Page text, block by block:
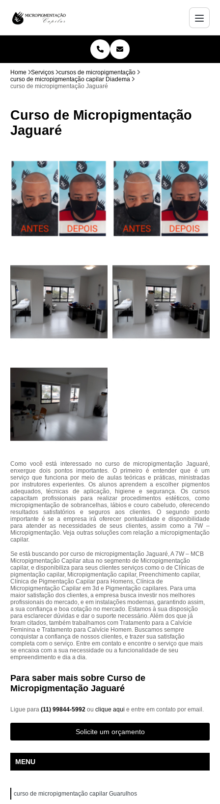
Home Serviços
cursos de micropigmentação
curso de micropigmentação capilar Diadema
curso de micropigmentação Jaguaré
Curso de Micropigmentação
Jaguaré
Como você está interessado no curso de micropigmentação Jaguaré,
enxergue dois pontos importantes. O primeiro é entender que é um
serviço que funciona por meio de aulas teóricas e práticas, ministradas
por instrutores experientes. Os alunos aprendem a escolher pigmentos
adequados, técnicas de aplicação, higiene e segurança. Os cursos
capacitam profissionais para realizar procedimentos estéticos, como
micropigmentação de sobrancelhas, lábios e couro cabeludo, oferecendo
resultados satisfatórios e seguros aos clientes. O segundo ponto
importante é se a empresa irá oferecer pontualidade e disponibilidade
para atender as necessidades de seus clientes, assim como a 7W –
Micropigmentação. Veja outras soluções com relação a micropigmentação
capilar.
Se está buscando por curso de micropigmentação Jaguaré, A 7W – MCB
Micropigmentação Capilar atua no segmento de Micropigmentação
capilar, e disponibiliza para seus clientes serviços como o de Clínicas de
pigmentação capilar, Micropigmentação capilar, Preenchimento capilar,
Clínica de Pigmentação Capilar para Homens, Clínica de
Micropigmentação Capilar em 3d e Pigmentação capilares. Para uma
maior satisfação dos clientes, a empresa busca investir nos melhores
profissionais do mercado, e em instalações modernas, garantindo assim,
a sua confiança e boa cotação no mercado. Estamos à sua disposição
para esclarecer dúvidas e dar o suporte necessário. Além dos que já
foram citados, também trabalhamos com Tratamento para a Calvície
Feminina e Tratamento para Calvície Homem. Buscamos sempre
conquistar a confiança de nossos clientes, e trazer sua satisfação
completa com o serviço. Entre em contato e encontre o serviço que mais
se encaixa com a sua necessidade ou a funcionalidade de seu
empreendimento e dia a dia.
Para saber mais sobre Curso de
Micropigmentação Jaguaré
Ligue para(11) 99844-5992ouclique aqui e entre em contato por email.
Solicite um orçamento
MENU
curso de micropigmentação capilar Guarulhos